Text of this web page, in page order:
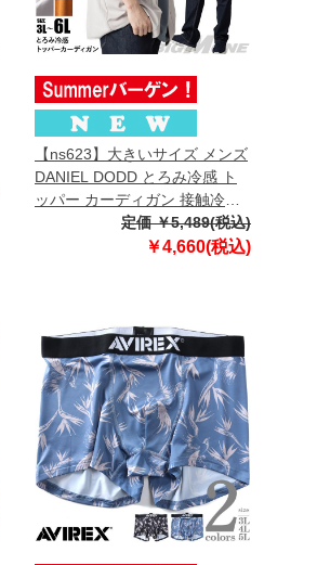
【ns623】大きいサイズ メンズ
DANIEL DODD とろみ冷感 ト
ッパー カーディガン 接触冷感
高ストレッチ 春夏新作 tkzz25-
定価 ￥5,489(税込)
￥4,660(税込)